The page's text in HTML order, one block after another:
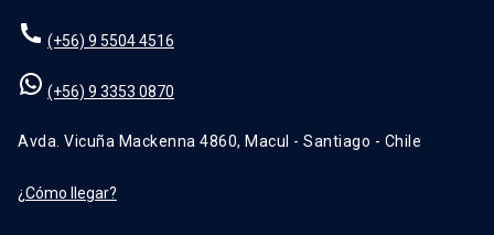
(+56) 9 5504 4516
(+56) 9 3353 0870
Avda. Vicuña Mackenna 4860, Macul - Santiago - Chile
¿Cómo llegar?